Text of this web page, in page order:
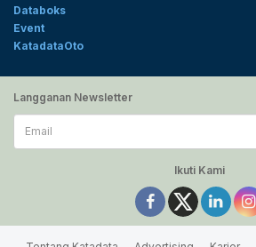
Databoks
Event
KatadataOto
Langganan Newsletter
Email
Ikuti Kami